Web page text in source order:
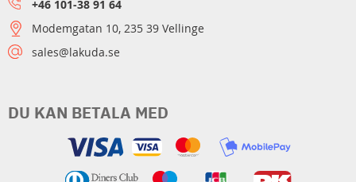
DU KAN BETALA MED
+46 101-38 91 64
Modemgatan 10, 235 39 Vellinge
sales@lakuda.se